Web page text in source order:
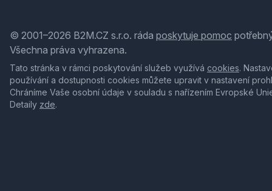
© 2001–2026 B2M.CZ s.r.o. ráda poskytuje pomoc
Všechna práva vyhrazena.
Tato stránka v rámci poskytování služeb využívá cookies.
používání a dostupnosti cookies můžete upravit v nastavení
Chráníme Vaše osobní údaje v souladu s nařízením Evropské
Detaily zde.